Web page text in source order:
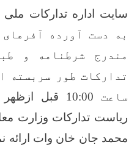
سایت اداره تدارکات ملی
به دست آورده
مندرج شرطنامه و
تدارکات طور سربسته
ساعت 10:00 قبل ازظهر
ریاست تدارکات وزارت
محمد جان خان وات ارائه